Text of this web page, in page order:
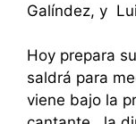
Galíndez, y
Hoy prepara
saldrá para
viene bajo la